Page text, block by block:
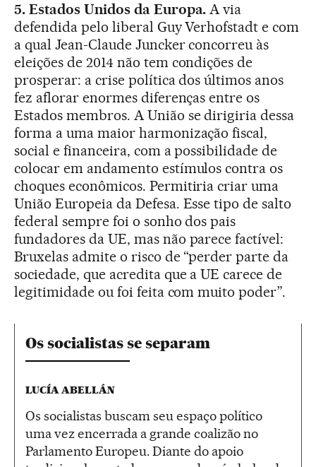
5. Estados Unidos da Europa. A via
defendida pelo liberal Guy Verhofstadt e com
a qual Jean-Claude Juncker concorreu às
eleições de 2014 não tem condições de
prosperar: a crise política dos últimos anos
fez aflorar enormes diferenças entre os
Estados membros. A União se dirigiria dessa
forma a uma maior harmonização fiscal,
social e financeira, com a possibilidade de
colocar em andamento estímulos contra os
choques econômicos. Permitiria criar uma
União Europeia da Defesa. Esse tipo de salto
federal sempre foi o sonho dos pais
fundadores da UE, mas não parece factível:
Bruxelas admite o risco de “perder parte da
sociedade, que acredita que a UE carece de
legitimidade ou foi feita com muito poder”.
Os socialistas se separam
LUCÍA ABELLÁN
Os socialistas buscam seu espaço político
uma vez encerrada a grande coalizão no
Parlamento Europeu. Diante do apoio